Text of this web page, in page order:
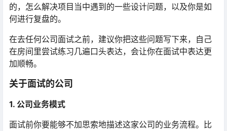
的，怎么解决项目当中遇到的一些设计问题，以及你是如
何进行复盘的。
在去任何公司面试之前，建议你把这些问题写下来，自己
在房间里尝试练习几遍口头表达，会让你在面试中表达更
加顺畅。
关于面试的公司
1. 公司业务模式
面试前你要能够不加思索地描述这家公司的业务流程。比